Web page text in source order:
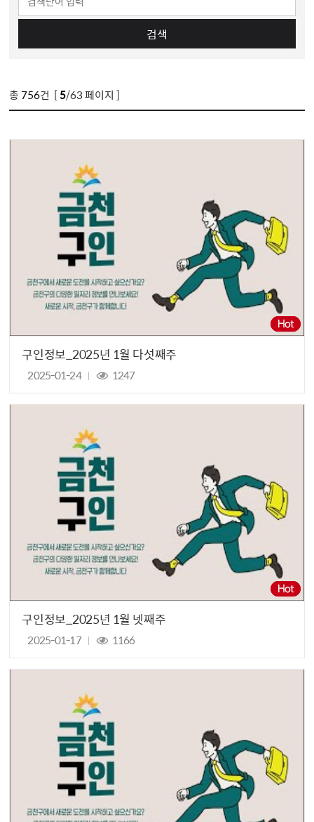
검색
총 756건 [5/63 페이지 ]
구인정보_2025년 1월 다섯째주
2025-01-24 1247
구인정보_2025년 1월 넷째주
2025-01-17 1166